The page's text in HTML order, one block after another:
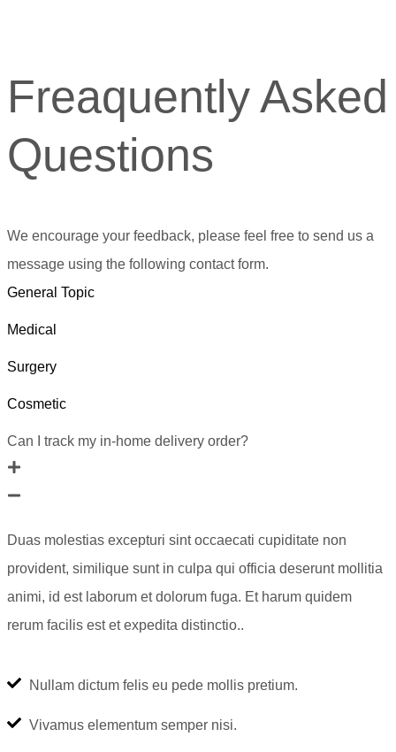
Freaquently Asked
Questions
We encourage your feedback, please feel free to send us a
message using the following contact form.
General Topic
Medical
Surgery
Cosmetic
Can I track my in-home delivery order?
Duas molestias excepturi sint occaecati cupiditate non
provident, similique sunt in culpa qui officia deserunt mollitia
animi, id est laborum et dolorum fuga. Et harum quidem
rerum facilis est et expedita distinctio..
Nullam dictum felis eu pede mollis pretium.
Vivamus elementum semper nisi.